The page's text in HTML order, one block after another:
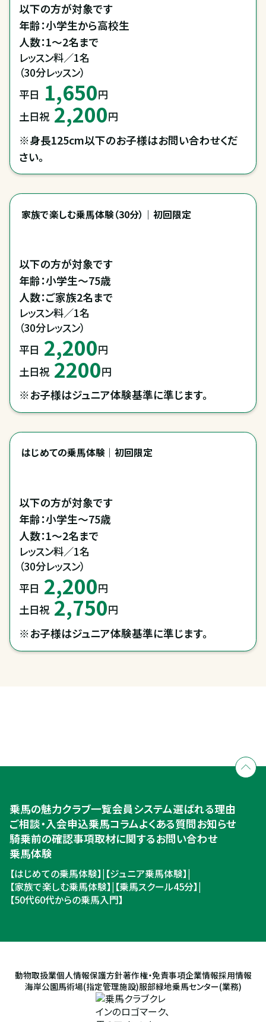
以下の方が対象です
年齢：小学生から高校生
人数：1～2名まで
レッスン料／1名
（30分レッスン）
平日 1,650円
土日祝 2,200円
※身長125cm以下のお子様はお問い合わせくだ
さい。
家族で楽しむ乗馬体験（30分）｜初回限定
以下の方が対象です
年齢：小学生～75歳
人数：ご家族2名まで
レッスン料／1名
（30分レッスン）
平日 2,200円
土日祝 2200円
※お子様はジュニア体験基準に準じます。
はじめての乗馬体験｜初回限定
以下の方が対象です
年齢：小学生～75歳
レッスン料／1名
（30分レッスン）
平日 2,200円
土日祝 2,750円
※お子様はジュニア体験基準に準じます。
入会のご相談・申込
ご相談・入会申込
乗馬の魅力クラブ一覧会員システム選ばれる理由
ご相談・入会申込乗馬コラムよくある質問お知らせ
騎乗前の確認事項取材に関するお問い合わせ
乗馬体験
【はじめての乗馬体験】| 【ジュニア乗馬体験】|
【家族で楽しむ乗馬体験】| 【乗馬スクール45分】|
【50代60代からの乗馬入門】
動物取扱業個人情報保護方針著作権・免責事項企業情報採用情報
海岸公園馬術場(指定管理施設)服部緑地乗馬センター(業務)